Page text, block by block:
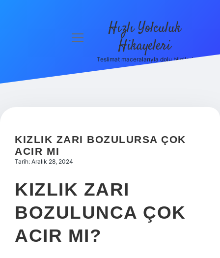
Hakkımızda
menüyü
Hızlı Yolculuk
Hikayeleri
Teslimat maceralarıyla dolu bilgiler!
KIZLIK ZARI BOZULURSA ÇOK
ACIR MI
Tarih: Aralık 28, 2024
KIZLIK ZARI
BOZULUNCA ÇOK
ACIR MI?